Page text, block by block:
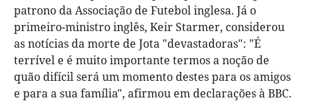
patrono da Associação de Futebol inglesa. Já o
primeiro-ministro inglês, Keir Starmer, considerou
as notícias da morte de Jota "devastadoras": "É
terrível e é muito importante termos a noção de
quão difícil será um momento destes para os amigos
e para a sua família", afirmou em declarações à BBC.